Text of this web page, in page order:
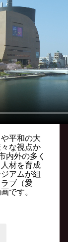
平和の大
な視点か
内外の多く
材を育成
アムが組
ブ（愛
です。